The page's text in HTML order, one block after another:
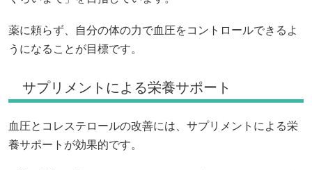
薬に頼らず、自分の体の力で血圧をコントロールできるよ
うになることが目標です。
サプリメントによる栄養サポート
血圧とコレステロールの改善には、サプリメントによる栄
養サポートが効果的です。